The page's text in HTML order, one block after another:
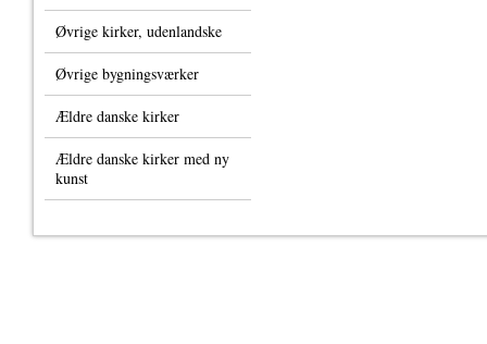
Øvrige kirker, udenlandske
Øvrige bygningsværker
Ældre danske kirker
Ældre danske kirker med ny
kunst